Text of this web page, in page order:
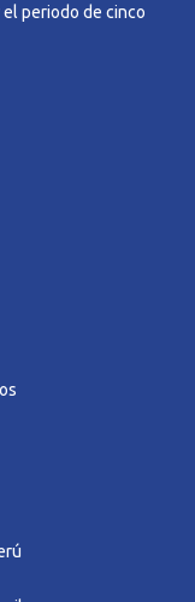
periodo de cinco